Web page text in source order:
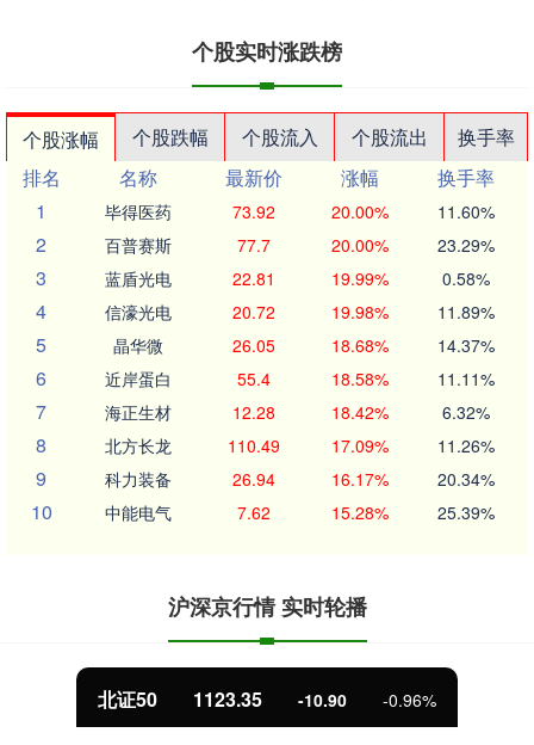
个股实时涨跌榜
个股涨幅 个股跌幅 个股流入 个股流出
换手率
排名
名称 最新价 涨幅
换手率
1
毕得医药 73.92 20.00% 11.60%
2 百普赛斯 77.7 20.00% 23.29%
3 蓝盾光电 22.81 19.99% 0.58%
4 信濠光电 20.72 19.98% 11.89%
5 晶华微 26.05 18.68% 14.37%
6 近岸蛋白 55.4 18.58% 11.11%
7 海正生材 12.28 18.42% 6.32%
8 北方长龙 110.49 17.09% 11.26%
9 科力装备 26.94 16.17% 20.34%
10 中能电气 7.62 15.28% 25.39%
沪深京行情 实时轮播
北证50 1123.35 -10.90 -0.96%